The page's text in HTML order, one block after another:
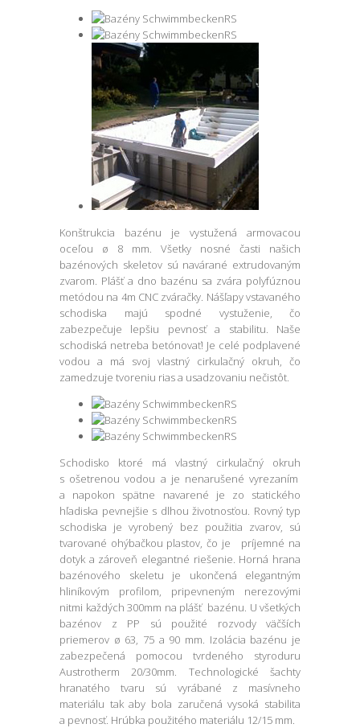
Konštrukcia bazénu je vystužená armovacou
oceľou ø 8 mm. Všetky nosné časti našich
bazénových skeletov sú navárané extrudovaným
zvarom. Plášť a dno bazénu sa zvára polyfúznou
metódou na 4m CNC zváračky. Nášľapy vstavaného
schodiska majú spodné vystuženie, čo
zabezpečuje lepšiu pevnosť a stabilitu. Naše
schodiská netreba betónovať! Je celé podplavené
vodou a má svoj vlastný cirkulačný okruh, čo
zamedzuje tvoreniu rias a usadzovaniu nečistôt.
Schodisko ktoré má vlastný cirkulačný okruh
s ošetrenou vodou a je nenarušené vyrezaním
a napokon spätne navarené je zo statického
hľadiska pevnejšie s dlhou životnosťou. Rovný typ
schodiska je vyrobený bez použitia zvarov, sú
tvarované ohýbačkou plastov, čo je príjemné na
dotyk a zároveň elegantné riešenie. Horná hrana
bazénového skeletu je ukončená elegantným
hliníkovým profilom, pripevneným nerezovými
nitmi každých 300mm na plášť bazénu. U všetkých
bazénov z PP sú použité rozvody väčších
priemerov ø 63, 75 a 90 mm. Izolácia bazénu je
zabezpečená pomocou tvrdeného styroduru
Austrotherm 20/30mm. Technologické šachty
hranatého tvaru sú vyrábané z masívneho
materiálu tak aby bola zaručená vysoká stabilita
a pevnosť. Hrúbka použitého materiálu 12/15 mm.